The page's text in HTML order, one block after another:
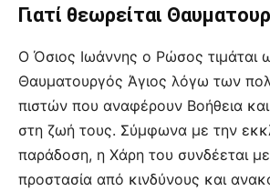
Γιατί θεωρείται
Ο Όσιος Ιωάννης ο Ρώσος τιμάται
Θαυματουργός Άγιος λόγω των
πιστών που αναφέρουν Βοήθεια
στη ζωή τους. Σύμφωνα με την
παράδοση, η Χάρη του συνδέεται
προστασία από κινδύνους και